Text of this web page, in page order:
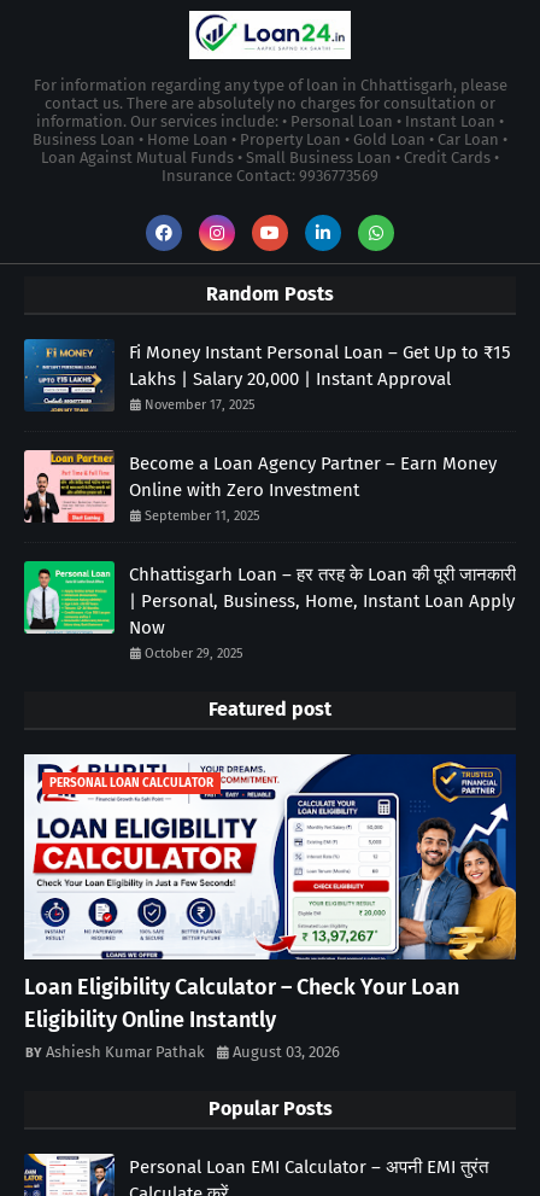
For information regarding any type of loan in Chhattisgarh, please
contact us. There are absolutely no charges for consultation or
information. Our services include: • Personal Loan • Instant Loan •
Business Loan • Home Loan • Property Loan • Gold Loan • Car Loan •
Loan Against Mutual Funds • Small Business Loan • Credit Cards •
Insurance Contact: 9936773569
Random Posts
Fi Money Instant Personal Loan – Get Up to ₹15
Lakhs | Salary 20,000 | Instant Approval
November 17, 2025
Become a Loan Agency Partner – Earn Money
Online with Zero Investment
September 11, 2025
Chhattisgarh Loan – हर तरह के Loan की पूरी जानकारी
| Personal, Business, Home, Instant Loan Apply
Now
October 29, 2025
Featured post
PERSONAL LOAN CALCULATOR
Loan Eligibility Calculator – Check Your Loan
Eligibility Online Instantly
Ashiesh Kumar Pathak August 03, 2026
Popular Posts
Personal Loan EMI Calculator – अपनी EMI तुरंत